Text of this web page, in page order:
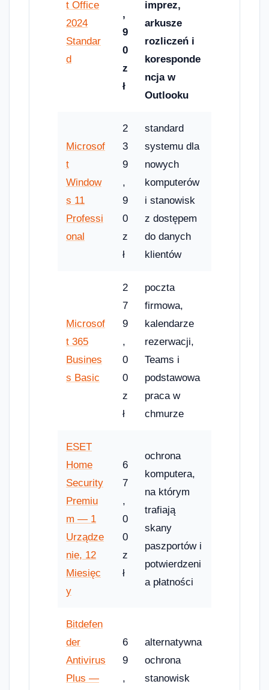
t Office
2024
Standar
d
,
9
0
z
ł
imprez,
arkusze
rozliczeń i
koresponde
ncja w
Outlooku
Microsof
t
Window
s 11
Professi
onal
2
3
9
,
9
0
z
ł
standard
systemu dla
nowych
komputerów
i stanowisk
z dostępem
do danych
klientów
Microsof
t 365
Busines
s Basic
2
7
9
,
0
0
z
ł
poczta
firmowa,
kalendarze
rezerwacji,
Teams i
podstawowa
praca w
chmurze
ESET
Home
Security
Premiu
m — 1
Urządze
nie, 12
Miesięc
y
6
7
,
0
0
z
ł
ochrona
komputera,
na którym
trafiają
skany
paszportów i
potwierdzeni
a płatności
Bitdefen
der
Antivirus
Plus —
6
9
,
alternatywna
ochrona
stanowisk